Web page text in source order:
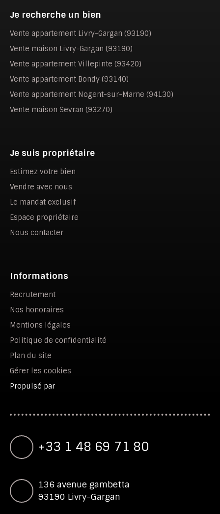
Je recherche un bien
Vente appartement Livry-Gargan (93190)
Vente maison Livry-Gargan (93190)
Vente appartement Villepinte (93420)
Vente appartement Bondy (93140)
Vente appartement Nogent-sur-Marne (94130)
Vente maison Sevran (93270)
Je suis propriétaire
Estimez votre bien
Vendre avec nous
Le mandat exclusif
Espace propriétaire
Nous contacter
Informations
Recrutement
Nos honoraires
Mentions légales
Politique de confidentialité
Plan du site
Gérer les cookies
Propulsé par
+33 1 48 69 71 80
136 avenue gambetta
93190 Livry-Gargan